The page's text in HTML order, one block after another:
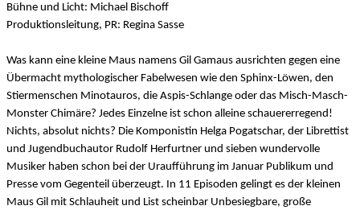
Bühne und Licht: Michael Bischoff
Produktionsleitung, PR: Regina Sasse
Was kann eine kleine Maus namens Gil Gamaus ausrichten gegen eine
Übermacht mythologischer Fabelwesen wie den Sphinx-Löwen, den
Stiermenschen Minotauros, die Aspis-Schlange oder das Misch-Masch-
Monster Chimäre? Jedes Einzelne ist schon alleine schauererregend!
Nichts, absolut nichts? Die Komponistin Helga Pogatschar, der Librettist
und Jugendbuchautor Rudolf Herfurtner und sieben wundervolle
Musiker haben schon bei der Uraufführung im Januar Publikum und
Presse vom Gegenteil überzeugt. In 11 Episoden gelingt es der kleinen
Maus Gil mit Schlauheit und List scheinbar Unbesiegbare, große